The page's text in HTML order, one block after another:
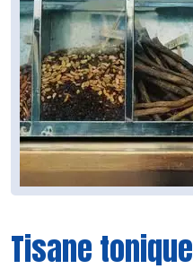
Tisane tonique